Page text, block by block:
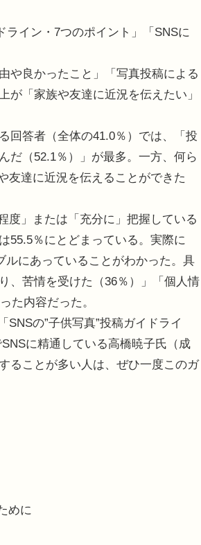
ライン・7つのポイント」「SNSに
や良かったこと」「写真投稿による
が「家族や友達に近況を伝えたい」
回答者（全体の41.0％）では、「投
だ（52.1％）」が最多。一方、何ら
友達に近況を伝えることができた
」または「充分に」把握している
55.5％にとどまっている。実際に
ルにあっていることがわかった。具
、苦情を受けた（36％）」「個人情
た内容だった。
の”子供写真”投稿ガイドライ
に精通している高橋暁子氏（成
ることが多い人は、ぜひ一度このガ
めに